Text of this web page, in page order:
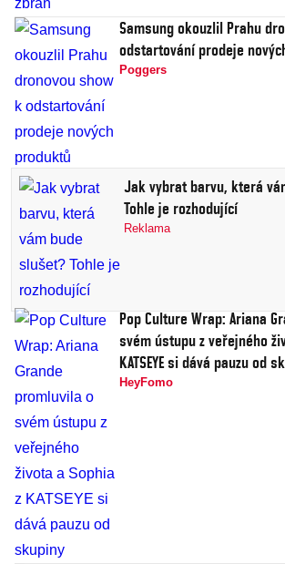
Samsung okouzlil Prahu
odstartování prodeje
Poggers
Jak vybrat barvu, která
Tohle je rozhodující
Reklama
Pop Culture Wrap: Ariana
svém ústupu z veřejného
KATSEYE si dává pauzu od
HeyFomo